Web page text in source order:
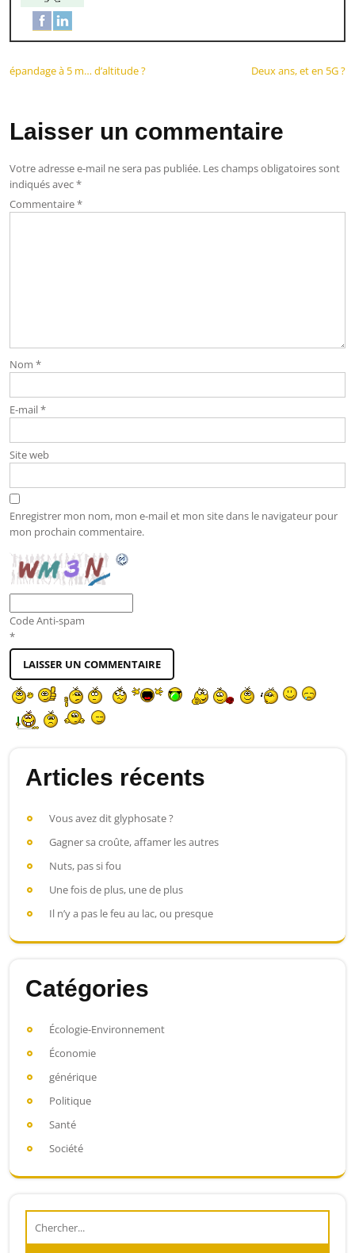
épandage à 5 m… d’altitude ? Deux ans, et en 5G ?
Laisser un commentaire
Votre adresse e-mail ne sera pas publiée. Les champs obligatoires sont
indiqués avec*
Commentaire*
Nom *
E-mail*
Site web
Enregistrer mon nom, mon e-mail et mon site dans le navigateur pour
mon prochain commentaire.
Code Anti-spam
*
Articles récents
Vous avez dit glyphosate ?
Gagner sa croûte, affamer les autres
Nuts, pas si fou
Une fois de plus, une de plus
Il n’y a pas le feu au lac, ou presque
Catégories
Écologie-Environnement
Économie
générique
Politique
Santé
Société